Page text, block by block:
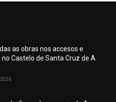
as obras nos accesos e
Castelo de Santa Cruz de A